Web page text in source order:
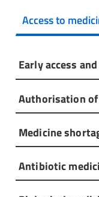
Access to
Early access
Authorisation
Medicine
Antibiotic